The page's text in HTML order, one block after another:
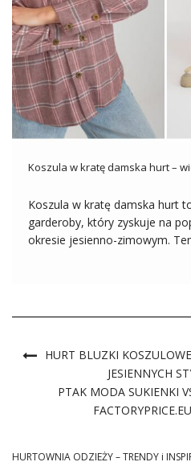
Koszula w kratę damska hurt –
Koszula w kratę damska hurt
garderoby, który zyskuje na
okresie jesienno-zimowym.
HURT BLUZKI
JESIENNYCH
PTAK MODA SUKIENKI
HURTOWNIA ODZIEŻY – TRENDY i